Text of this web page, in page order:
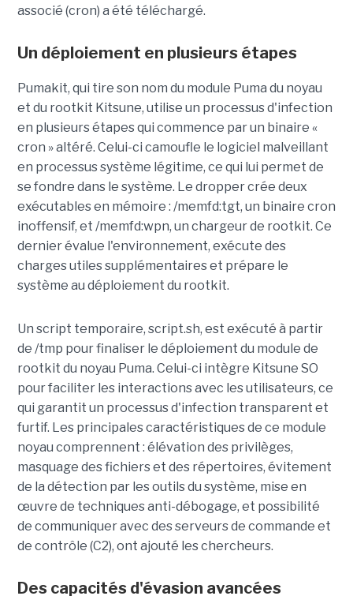
associé (cron) a été téléchargé.
Un déploiement en plusieurs étapes
Pumakit, qui tire son nom du module Puma du noyau
et du rootkit Kitsune, utilise un processus d'infection
en plusieurs étapes qui commence par un binaire «
cron » altéré. Celui-ci camoufle le logiciel malveillant
en processus système légitime, ce qui lui permet de
se fondre dans le système. Le dropper crée deux
exécutables en mémoire : /memfd:tgt, un binaire cron
inoffensif, et /memfd:wpn, un chargeur de rootkit. Ce
dernier évalue l'environnement, exécute des
charges utiles supplémentaires et prépare le
système au déploiement du rootkit.
Un script temporaire, script.sh, est exécuté à partir
de /tmp pour finaliser le déploiement du module de
rootkit du noyau Puma. Celui-ci intègre Kitsune SO
pour faciliter les interactions avec les utilisateurs, ce
qui garantit un processus d'infection transparent et
furtif. Les principales caractéristiques de ce module
noyau comprennent : élévation des privilèges,
masquage des fichiers et des répertoires, évitement
de la détection par les outils du système, mise en
œuvre de techniques anti-débogage, et possibilité
de communiquer avec des serveurs de commande et
de contrôle (C2), ont ajouté les chercheurs.
Des capacités d'évasion avancées